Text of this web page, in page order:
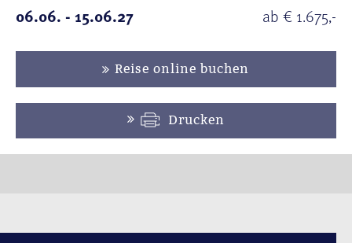
06.06. - 15.06.27
ab € 1.675,-
Reise online buchen
Drucken